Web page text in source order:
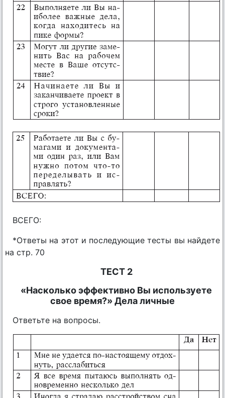
ВСЕГО:
*Ответы на этот и последующие тесты вы найдете
на стр. 70
ТЕСТ 2
«Насколько эффективно Вы используете
свое время?» Дела личные
Ответьте на вопросы.